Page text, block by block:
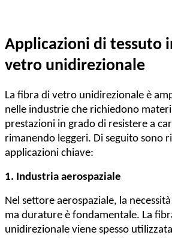
Applicazioni di tessuto
vetro unidirezionale
La fibra di vetro unidirezionale è
nelle industrie che richiedono
prestazioni in grado di resistere a
rimanendo leggeri. Di seguito sono
applicazioni chiave:
1. Industria aerospaziale
Nel settore aerospaziale, la
ma durature è fondamentale. La
unidirezionale viene spesso